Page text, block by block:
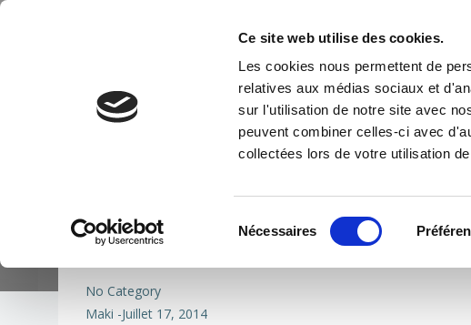
Ce site web utilise des cookies.
Les cookies nous permettent de
relatives aux médias sociaux et
sur l'utilisation de notre site avec
peuvent combiner celles-ci avec
collectées lors de votre utilisation
Nécessaires
Aller
No Category
Maki -Juillet 17, 2014